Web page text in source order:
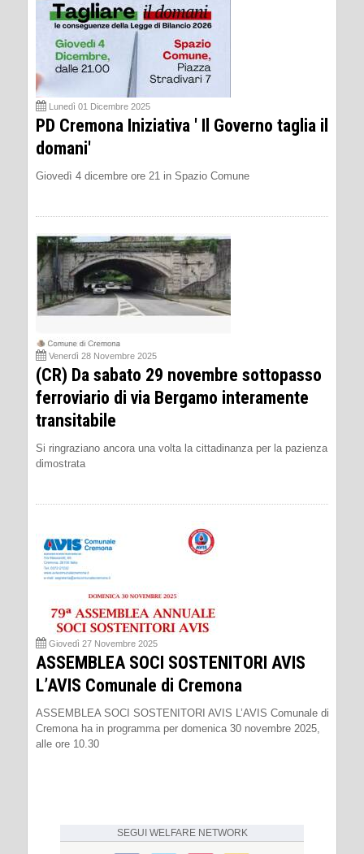
Lunedì 01 Dicembre 2025
PD Cremona Iniziativa ' Il Governo taglia il
domani'
Giovedì 4 dicembre ore 21 in Spazio Comune
Venerdì 28 Novembre 2025
(CR) Da sabato 29 novembre sottopasso
ferroviario di via Bergamo interamente
transitabile
Si ringraziano ancora una volta la cittadinanza per la pazienza
dimostrata
Giovedì 27 Novembre 2025
ASSEMBLEA SOCI SOSTENITORI AVIS
L’AVIS Comunale di Cremona
ASSEMBLEA SOCI SOSTENITORI AVIS L’AVIS Comunale di
Cremona ha in programma per domenica 30 novembre 2025,
alle ore 10.30
SEGUI WELFARE NETWORK